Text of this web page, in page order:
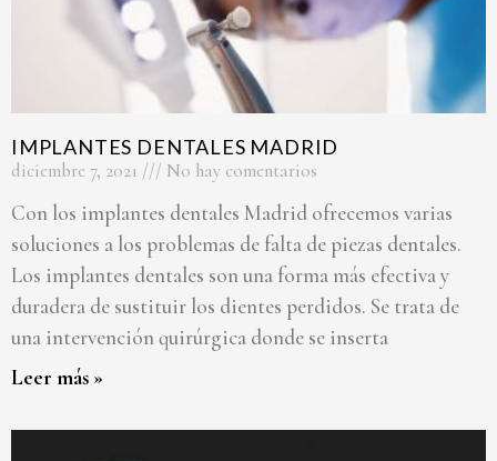
IMPLANTES DENTALES MADRID
diciembre 7, 2021 No hay comentarios
Con los implantes dentales Madrid ofrecemos varias
soluciones a los problemas de falta de piezas dentales.
Los implantes dentales son una forma más efectiva y
duradera de sustituir los dientes perdidos. Se trata de
una intervención quirúrgica donde se inserta
Leer más »